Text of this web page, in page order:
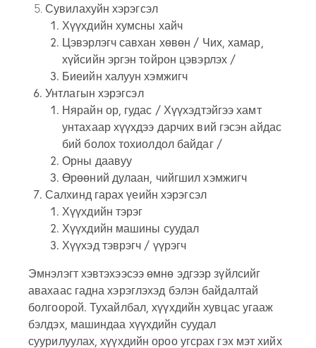
Сувилахуйн хэрэгсэл
Хүүхдийн хумсны хайч
Цэвэрлэгч савхан хөвөн / Чих, хамар,
хүйсийн эргэн тойрон цэвэрлэх /
Биеийн халуун хэмжигч
Унтлагын хэрэгсэл
Нярайн ор, гудас / Хүүхэдтэйгээ хамт
унтахаар хүүхдээ дарчих вий гэсэн айдас
бий болох тохиолдол байдаг /
Орны даавуу
Өрөөний дулаан, чийгшил хэмжигч
Салхинд гарах үеийн хэрэгсэл
Хүүхдийн тэрэг
Хүүхдийн машины суудал
Хүүхэд тэврэгч / үүрэгч
Эмнэлэгт хэвтэхээсээ өмнө эдгээр зүйлсийг
авахаас гадна хэрэглэхэд бэлэн байдалтай
болгоорой. Тухайлбал, хүүхдийн хувцас угааж
бэлдэх, машиндаа хүүхдийн суудал
суурилуулах, хүүхдийн ороо угсрах гэх мэт хийх